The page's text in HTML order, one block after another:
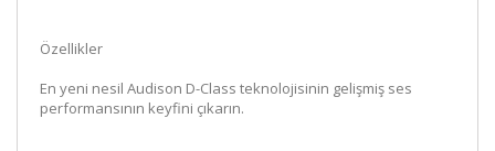
Özellikler
En yeni nesil Audison D-Class teknolojisinin gelişmiş ses
performansının keyfini çıkarın.